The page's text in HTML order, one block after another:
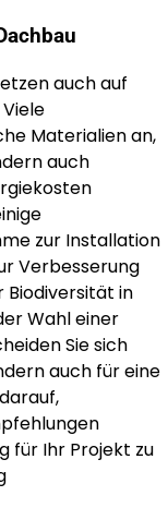
auch auf
Materialien an,
auch
zur Installation
Verbesserung
Biodiversität in
Wahl einer
Sie sich
auch für eine
für Ihr Projekt zu